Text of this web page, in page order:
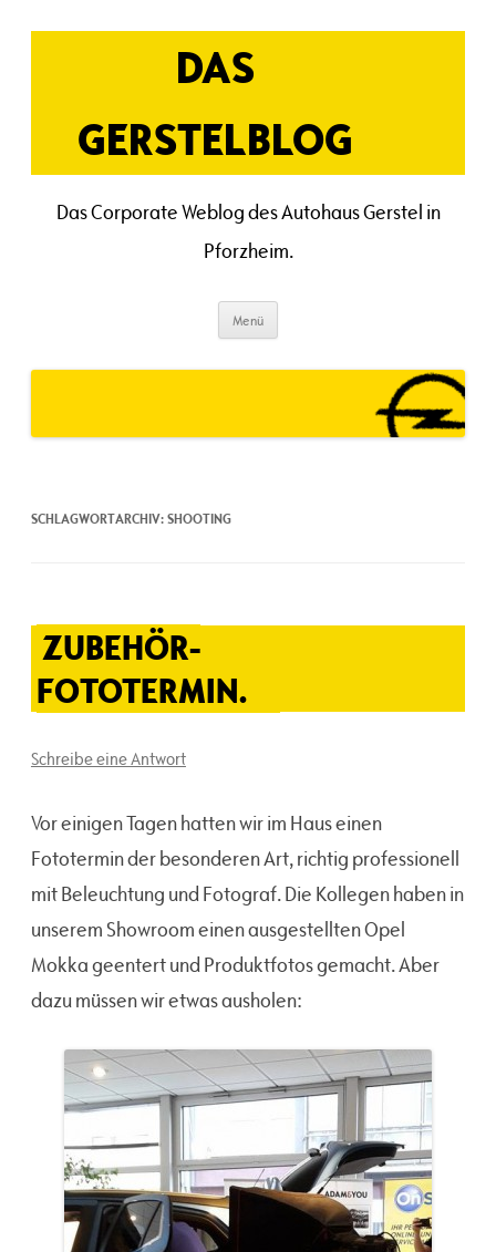
Inhalt
DAS
GERSTELBLOG
Das Corporate Weblog des Autohaus Gerstel in
Pforzheim.
Menü
SCHLAGWORTARCHIV:SHOOTING
ZUBEHÖR-
FOTOTERMIN.
Schreibe eine Antwort
Vor einigen Tagen hatten wir im Haus einen
Fototermin der besonderen Art, richtig professionell
mit Beleuchtung und Fotograf. Die Kollegen haben in
unserem Showroom einen ausgestellten Opel
Mokka geentert und Produktfotos gemacht. Aber
dazu müssen wir etwas ausholen: